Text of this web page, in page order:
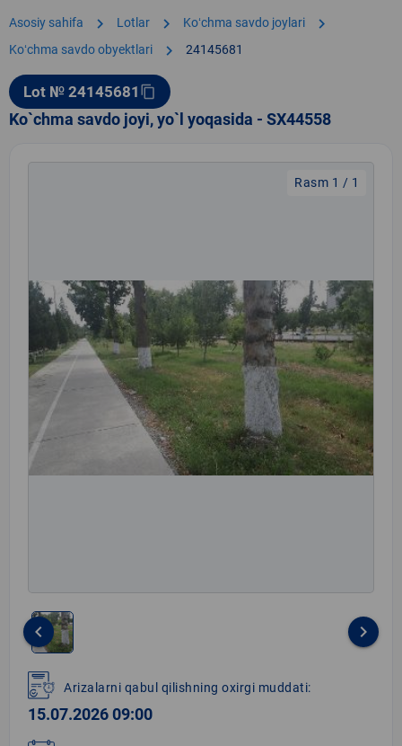
Asosiy sahifa chevron_right Lotlar chevron_right Koʻchma savdo joylari chevron_right
Koʻchma savdo obyektlari chevron_right 24145681
Lot № 24145681 content_copy
Ko`chma savdo joyi, yo`l yoqasida - SX44558
Rasm 1 / 1
1
of
1
keyboard_arrow_left keyboard_arrow_right
Arizalarni qabul qilishning oxirgi muddati:
15.07.2026 09:00